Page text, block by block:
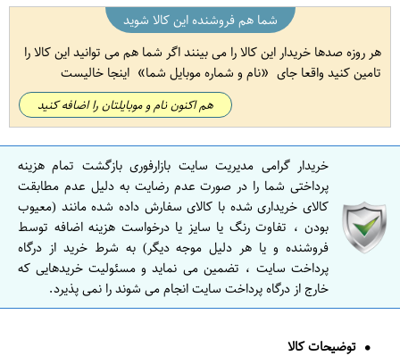
شما هم فروشنده این کالا شوید
هر روزه صدها خریدار این کالا را می بینند اگر شما هم می توانید این کالا را
تامین کنید واقعا جای
نام و شماره موبایل شما اینجا خالیست
هم اکنون نام و موبایلتان را اضافه کنید
خریدار گرامی مدیریت سایت بازارفوری بازگشت تمام هزینه
پرداختی شما را در صورت عدم رضایت به دلیل عدم مطابقت
کالای خریداری شده با کالای سفارش داده شده مانند (معیوب
بودن ، تفاوت رنگ یا سایز یا درخواست هزینه اضافه توسط
فروشنده و یا هر دلیل موجه دیگر) به شرط خرید از درگاه
پرداخت سایت ، تضمین می نماید و مسئولیت خریدهایی که
خارج از درگاه پرداخت سایت انجام می شوند را نمی پذیرد.
توضیحات کالا